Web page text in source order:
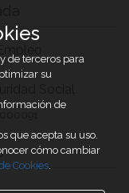
de terceros para
su
de
que acepta su uso.
cómo cambiar
Cookies.